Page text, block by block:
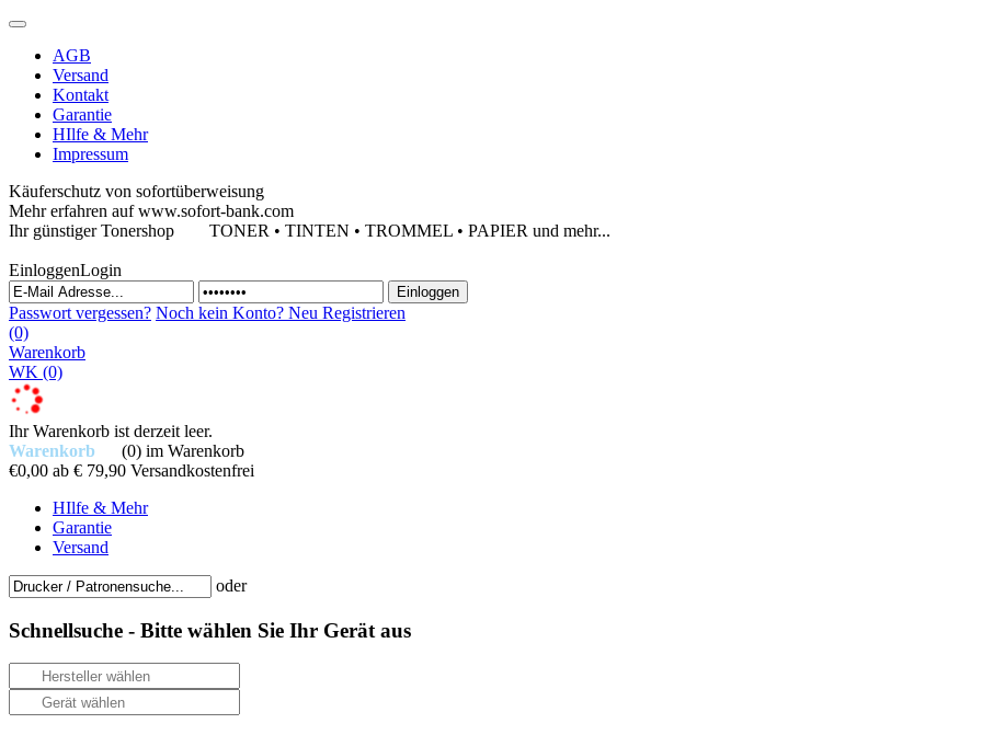
AGB
Versand
Kontakt
Garantie
HIlfe & Mehr
Impressum
Käuferschutz von sofortüberweisung
Mehr erfahren auf www.sofort-bank.com
Ihr günstiger Tonershop TONER • TINTEN • TROMMEL • PAPIER und mehr...
EinloggenLogin
Passwort vergessen? Noch kein Konto? Neu Registrieren
(0)
Warenkorb
WK (0)
Ihr Warenkorb ist derzeit leer.
Warenkorb
(0) im Warenkorb
€0,00 ab € 79,90 Versandkostenfrei
HIlfe & Mehr
Garantie
Versand
oder
Schnellsuche - Bitte wählen Sie Ihr Gerät aus